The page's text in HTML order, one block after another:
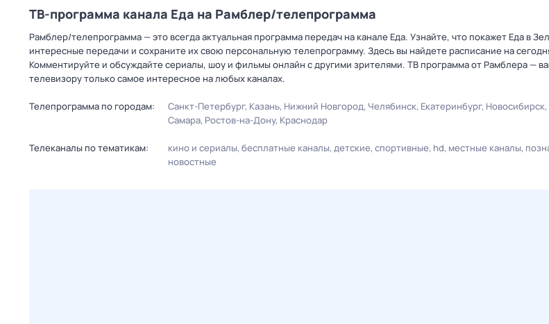
ТВ-программа канала Еда на Рамблер/телепрограмма
Рамблер/телепрограмма — это всегда актуальная программа передач на канале Еда. Узнайте, что покажет Еда в
интересные передачи и сохраните их свою персональную телепрограмму. Здесь вы найдете расписание на
Комментируйте и обсуждайте сериалы, шоу и фильмы онлайн с другими зрителями. ТВ программа от Рамблера —
телевизору только самое интересное на любых каналах.
Телепрограмма по городам: Санкт-Петербург Казань Нижний Новгород Челябинск Екатеринбург Новосибирск
Самара Ростов-на-Дону Краснодар
Телеканалы по тематикам: кино и сериалы бесплатные каналы детские спортивные hd местные каналы
новостные